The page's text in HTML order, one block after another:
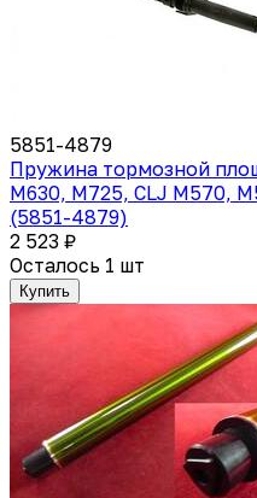
5851-4879
Пружина тормозной
M630, M725, CLJ M570,
(5851-4879)
2 523 ₽
Осталось 1 шт
Купить